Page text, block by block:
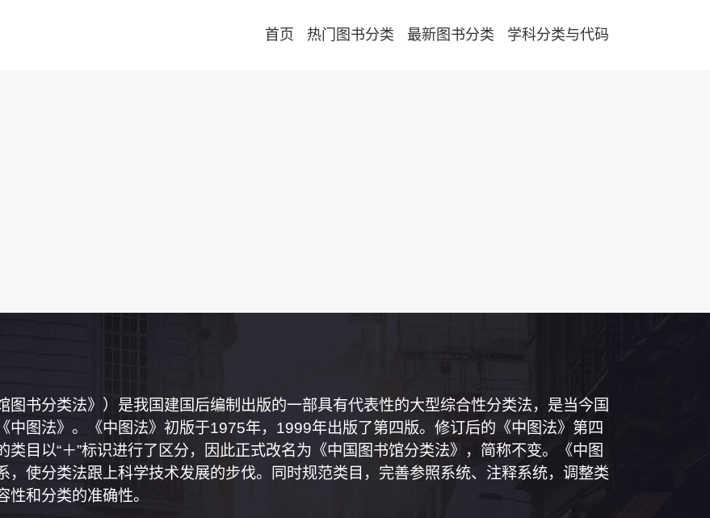
首页 热门图书分类 最新图书分类 学科分类与代码
图书分类法》）是我国建国后编制出版的一部具有代表性的大型综合性分类法，是当今国
中图法》。《中图法》初版于1975年，1999年出版了第四版。修订后的《中图法》第四
目以“＋”标识进行了区分，因此正式改名为《中国图书馆分类法》，简称不变。《中图
，使分类法跟上科学技术发展的步伐。同时规范类目，完善参照系统、注释系统，调整类
和分类的准确性。